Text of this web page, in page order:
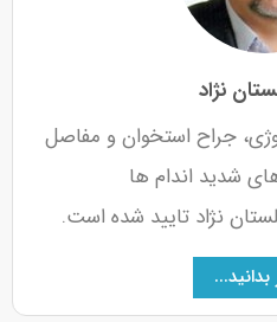
نژاد
جراح استخوان و مفاصل
شدید اندام ها
نژاد تایید شده است.